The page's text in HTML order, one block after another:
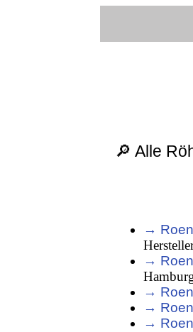
🔎 Alle
→
→
→
→
→